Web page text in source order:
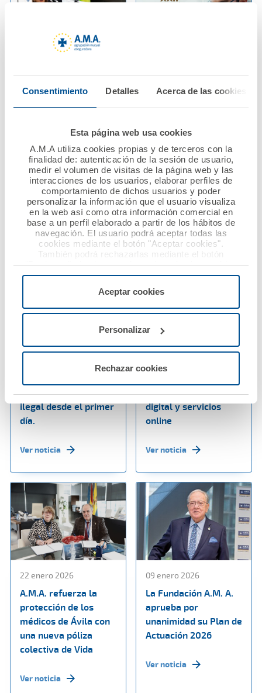
Consentimiento Detalles Acerca de las cookies
Esta página web usa cookies
A.M.A utiliza cookies propias y de terceros con la
finalidad de: autenticación de la sesión de usuario,
medir el volumen de visitas de la página web y las
interacciones de los usuarios, elaborar perfiles de
comportamiento de dichos usuarios y poder
personalizar la información que el usuario visualiza
en la web así como otra información comercial en
base a un perfil elaborado a partir de los hábitos de
navegación. El usuario podrá aceptar todas las
cookies mediante el botón "Aceptar cookies".
También podrá rechazarlas mediante el botón
"Rechazar", donde se rechazarán todas las cookies
menos las necesarias para permitir el acceso a los
configurarlas usando el botón “Personalizar".
Aceptar cookies
Personalizar
Rechazar cookies
apoyo a los
profesionales
Jornadas PostMIR del
Grupo CTO
Ver noticia
impulsa la
investigación
euros en la XXII
Edición de sus
Premios Científicos
Ver noticia
refuerza su seguro de
frente a la ocupación
ilegal desde el primer
día.
Ver noticia
A.M.A. refuerza su
posicionamiento como
una de las
mejor presencia
digital y servicios
online
Ver noticia
22 enero 2026
A.M.A. refuerza la
protección de los
médicos de Ávila con
una nueva póliza
colectiva de Vida
Ver noticia
09 enero 2026
La Fundación A.M. A.
aprueba por
unanimidad su Plan de
Actuación 2026
Ver noticia